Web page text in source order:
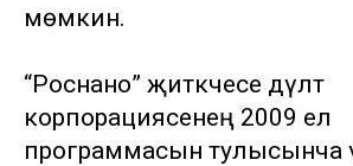
мөмкин.
“Роснано” җитәкчесе дәүләт
корпорациясенең 2009 ел
программасын тулысынча